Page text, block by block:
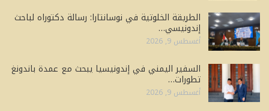
الطريقة الخلوتية في نوسانتارا: رسالة دكتوراه لباحث
إندونيسي…
أغسطس 9, 2026
السفير اليمني في إندونيسيا يبحث مع عمدة باندونغ
تطورات…
أغسطس 9, 2026